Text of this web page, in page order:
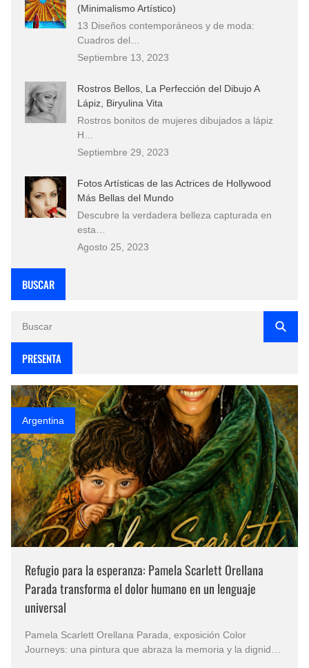
(Minimalismo Artístico)
13 Diseños contemporáneos y de moda:
Cuadros del…
Septiembre 13, 2023
Rostros Bellos, La Perfección del Dibujo A
Lápiz, Biryulina Vita
Rostros bonitos de mujeres dibujados a lápiz
H…
Septiembre 29, 2023
Fotos Artísticas de las Actrices de Hollywood
Más Bellas del Mundo
Descubre la verdadera belleza capturada en
esta…
Agosto 25, 2023
BUSCAR
PRESENTA
Argentina
Refugio para la esperanza: Pamela Scarlett Orellana
Parada transforma el dolor humano en un lenguaje
universal
Pamela Scarlett Orellana Parada, exposición Color
Journeys: una pintura que abraza la memoria y la dignidad